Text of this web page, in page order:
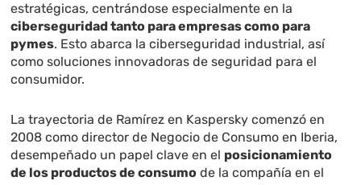
estratégicas, centrándose especialmente en la
ciberseguridad tanto para empresas como para
pymes. Esto abarca la ciberseguridad industrial, así
como soluciones innovadoras de seguridad para el
consumidor.
La trayectoria de Ramírez en Kaspersky comenzó en
2008 como director de Negocio de Consumo en Iberia,
desempeñado un papel clave en el posicionamiento
de los productos de consumo de la compañía en el